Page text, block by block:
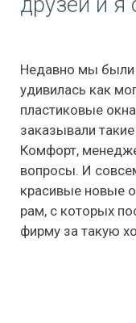
Недавно мы были
удивилась как
пластиковые
заказывали
Комфорт,
вопросы. И
красивые новые
рам, с которых
фирму за такую